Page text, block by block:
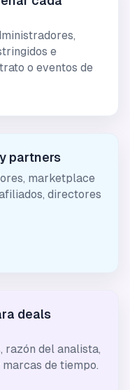
e
o eventos de
partners
marketplace
directores
deals
razón del analista,
de tiempo.